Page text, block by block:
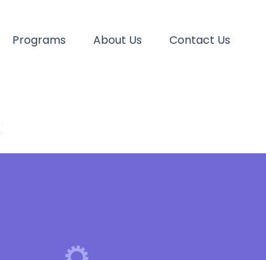
Programs About Us Contact Us